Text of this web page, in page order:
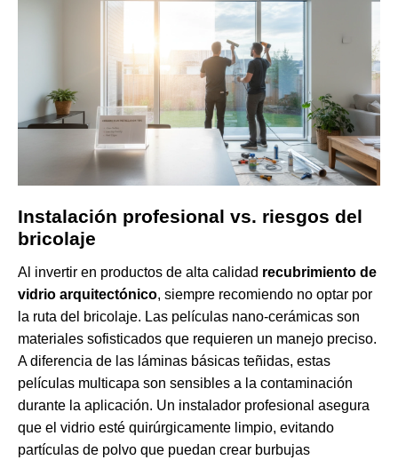
Instalación profesional vs. riesgos del
bricolaje
Al invertir en productos de alta calidad recubrimiento de
vidrio arquitectónico, siempre recomiendo no optar por
la ruta del bricolaje. Las películas nano-cerámicas son
materiales sofisticados que requieren un manejo preciso.
A diferencia de las láminas básicas teñidas, estas
películas multicapa son sensibles a la contaminación
durante la aplicación. Un instalador profesional asegura
que el vidrio esté quirúrgicamente limpio, evitando
partículas de polvo que puedan crear burbujas